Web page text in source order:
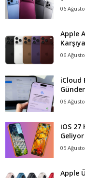
06
Apple
Karşıya
06
iCloud
06
iOS 27
Geliyor
05
Apple